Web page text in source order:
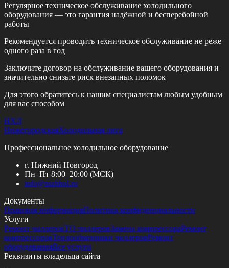
Регулярное техническое обслуживание холодильного
оборудования — это гарантия надёжной и бесперебойной
работы
Рекомендуется проводить техническое обслуживание не реже
одного раза в год
Заключите договор на обслуживание вашего оборудования и
значительно снизьте риск внезапных поломок
Для этого обратитесь к нашим специалистам любым удобным
для вас способом
НХЛ
НижегородскаяХолодильная лига
Профессиональное холодильное оборудование
г. Нижний Новгород
Пн–Пт 8:00–20:00 (МСК)
info@nizhhol.ru
Документы
Правовая информацияПолитика конфиденциальности
Услуги
Ремонт чиллеровТО чиллеровЗамена компрессораРемонт
компрессоровТеплообменники чиллеровРемонт
оборудованияВсе услуги
Реквизиты владельца сайта